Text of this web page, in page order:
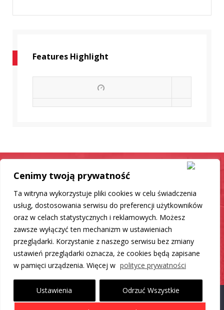
Cenimy twoją prywatność
Ta witryna wykorzystuje pliki cookies w celu świadczenia
usług, dostosowania serwisu do preferencji użytkowników
oraz w celach statystycznych i reklamowych. Możesz
zawsze wyłączyć ten mechanizm w ustawieniach
przeglądarki. Korzystanie z naszego serwisu bez zmiany
ustawień przeglądarki oznacza, że cookies będą zapisane
w pamięci urządzenia. Więcej w polityce prywatności
Ustawienia Odrzuć Wszystkie
Features Highlight
Samochód jak nowy
Mamy dla Ciebie rozwiązanie
DO LISTY PRODUKTÓW
Proudly powered by WordPress|Theme: Carlistings byWP